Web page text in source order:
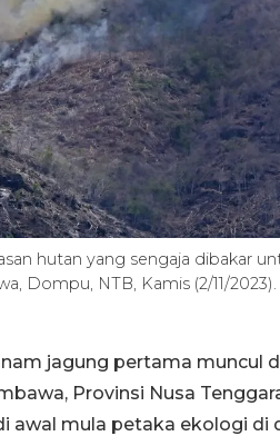
hutan yang sengaja dibakar
Dompu, NTB, Kamis (2/11/
jagung pertama muncul
Provinsi Nusa
awal mula petaka ekologi di